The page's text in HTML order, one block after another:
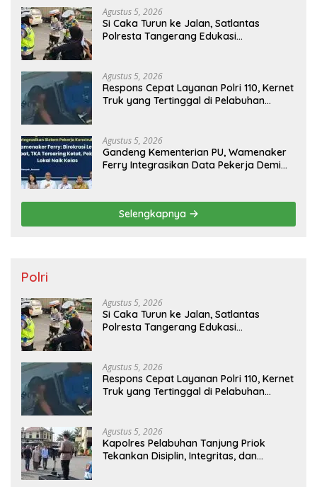
Agustus 5, 2026
Si Caka Turun ke Jalan, Satlantas
Polresta Tangerang Edukasi
Agustus 5, 2026
Respons Cepat Layanan Polri 110, Kernet
Truk yang Tertinggal di Pelabuhan
Agustus 5, 2026
Gandeng Kementerian PU, Wamenaker
Ferry Integrasikan Data Pekerja Demi
Selengkapnya
Polri
Agustus 5, 2026
Si Caka Turun ke Jalan, Satlantas
Polresta Tangerang Edukasi
Agustus 5, 2026
Respons Cepat Layanan Polri 110, Kernet
Truk yang Tertinggal di Pelabuhan
Agustus 5, 2026
Kapolres Pelabuhan Tanjung Priok
Tekankan Disiplin, Integritas, dan